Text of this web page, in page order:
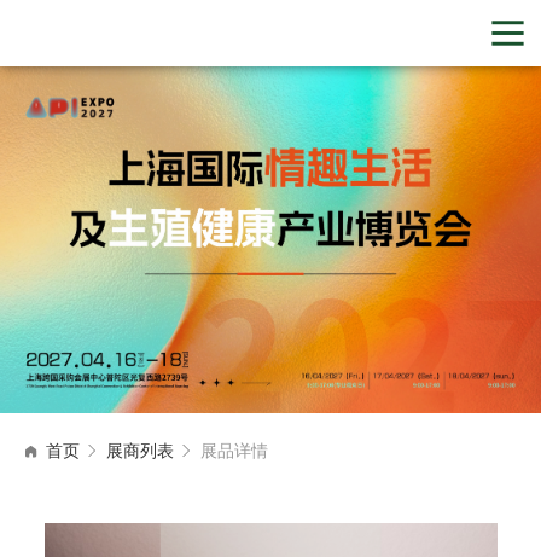
首页 展商列表 展品详情